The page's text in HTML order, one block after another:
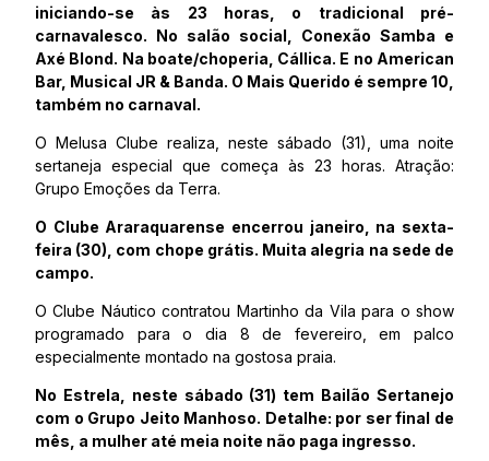
iniciando-se às 23 horas, o tradicional pré-
carnavalesco. No salão social, Conexão Samba e
Axé Blond. Na boate/choperia, Cállica. E no American
Bar, Musical JR & Banda. O Mais Querido é sempre 10,
também no carnaval.
O Melusa Clube realiza, neste sábado (31), uma noite
sertaneja especial que começa às 23 horas. Atração:
Grupo Emoções da Terra.
O Clube Araraquarense encerrou janeiro, na sexta-
feira (30), com chope grátis. Muita alegria na sede de
campo.
O Clube Náutico contratou Martinho da Vila para o show
programado para o dia 8 de fevereiro, em palco
especialmente montado na gostosa praia.
No Estrela, neste sábado (31) tem Bailão Sertanejo
com o Grupo Jeito Manhoso. Detalhe: por ser final de
mês, a mulher até meia noite não paga ingresso.